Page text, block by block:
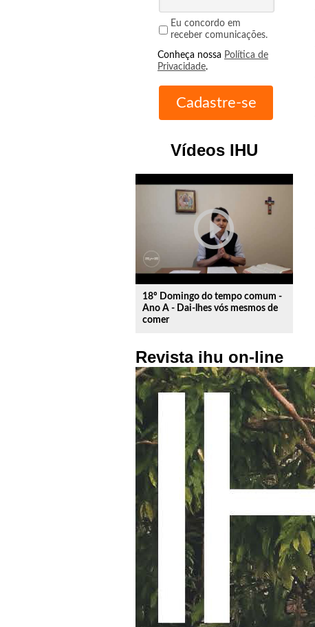
Eu concordo em
receber comunicações.
Conheça nossa Política de
Privacidade.
Vídeos IHU
play_circle_outline
18º Domingo do tempo comum -
Ano A - Dai-lhes vós mesmos de
comer
Revista ihu on-line